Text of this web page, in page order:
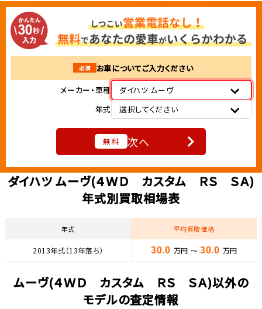
必須
お車についてご入力ください
メーカー・車種
ダイハツ ムーヴ
年式
選択してください
無料 次へ
ダイハツ ムーヴ(４ＷＤ カスタム ＲＳ ＳＡ)
年式別買取相場表
年式 平均買取価格
2013年式（13年落ち） 30.0 万円 ～ 30.0 万円
ムーヴ(４ＷＤ カスタム ＲＳ ＳＡ)以外の
モデルの査定情報